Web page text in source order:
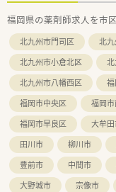
福岡県の薬剤師求人を市
北九州市門司区 北
北九州市小倉北区
北九州市八幡西区
福岡市中央区
福岡
福岡市早良区
大牟
田川市
柳川市
豊前市
中間市
大野城市
宗像市